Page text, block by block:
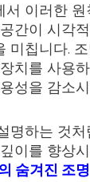
서 이러한
간이 시각
미칩니다.
치를 사용
성을 감소
명하는 것
이를 향상
숨겨진 조명